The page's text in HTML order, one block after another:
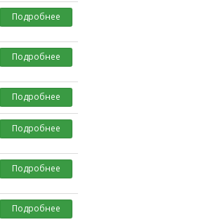
Подробнее
Подробнее
Подробнее
Подробнее
Подробнее
Подробнее